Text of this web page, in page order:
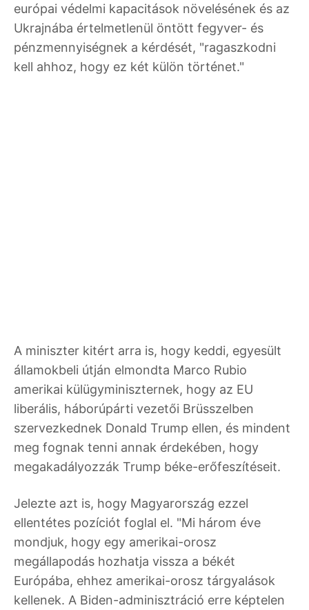
európai védelmi kapacitások növelésének és az
Ukrajnába értelmetlenül öntött fegyver- és
pénzmennyiségnek a kérdését, "ragaszkodni
kell ahhoz, hogy ez két külön történet."
A miniszter kitért arra is, hogy keddi, egyesült
államokbeli útján elmondta Marco Rubio
amerikai külügyminiszternek, hogy az EU
liberális, háborúpárti vezetői Brüsszelben
szervezkednek Donald Trump ellen, és mindent
meg fognak tenni annak érdekében, hogy
megakadályozzák Trump béke-erőfeszítéseit.
Jelezte azt is, hogy Magyarország ezzel
ellentétes pozíciót foglal el. "Mi három éve
mondjuk, hogy egy amerikai-orosz
megállapodás hozhatja vissza a békét
Európába, ehhez amerikai-orosz tárgyalások
kellenek. A Biden-adminisztráció erre képtelen